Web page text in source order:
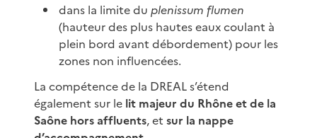
dans la limite duplenissum flumen
(hauteur des plus hautes eaux coulant à
plein bord avant débordement) pour les
zones non influencées.
La compétence de la DREAL s’étend
également sur le lit majeur du Rhône et de la
Saône hors affluents, et sur la nappe